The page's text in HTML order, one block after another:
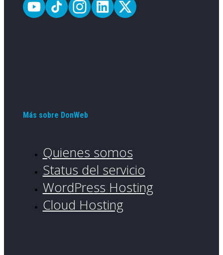
Más sobre DonWeb
Quienes somos
Status del servicio
WordPress Hosting
Cloud Hosting